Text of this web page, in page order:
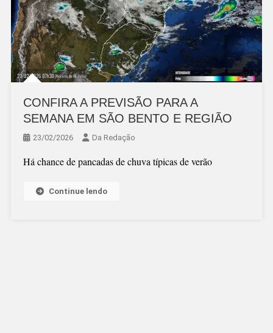
CONFIRA A PREVISÃO PARA A
SEMANA EM SÃO BENTO E REGIÃO
23/02/2026 Da Redação
Há chance de pancadas de chuva típicas de verão
Continue lendo